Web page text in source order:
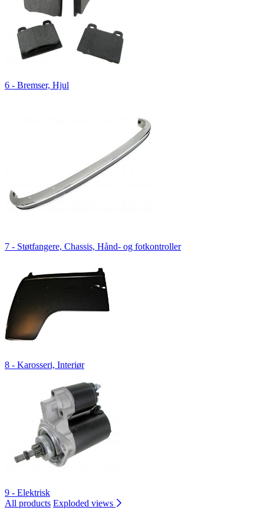
6 - Bremser, Hjul
7 - Støtfangere, Chassis, Hånd- og fotkontroller
8 - Karosseri, Interiør
9 - Elektrisk
All products Exploded views